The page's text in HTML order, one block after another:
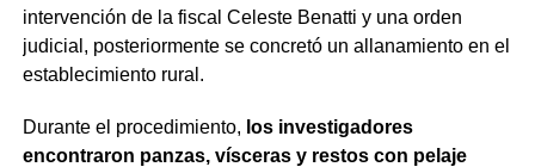
intervención de la fiscal Celeste Benatti y una orden
judicial, posteriormente se concretó un allanamiento en el
establecimiento rural.
Durante el procedimiento, los investigadores
encontraron panzas, vísceras y restos con pelaje